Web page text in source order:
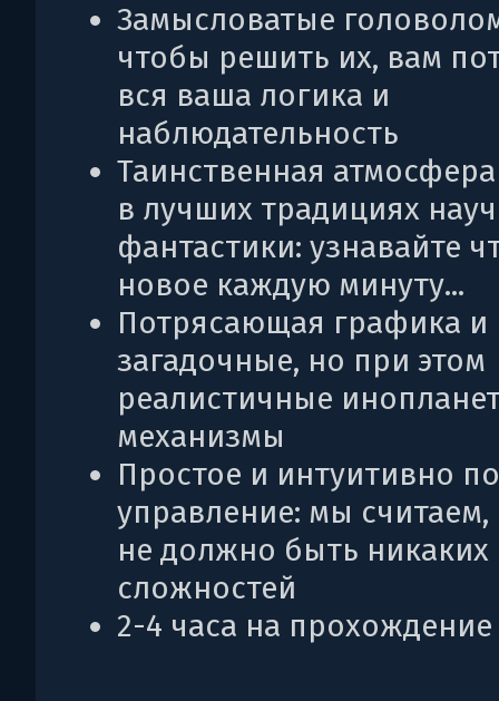
Замысловатые
чтобы решить их, вам
вся ваша логика и
наблюдательность
Таинственная
в лучших традициях
фантастики: узнавайте
новое каждую минуту...
Потрясающая графика и
загадочные, но при этом
реалистичные
механизмы
Простое и интуитивно
управление: мы считаем,
не должно быть никаких
сложностей
2-4 часа на прохождение